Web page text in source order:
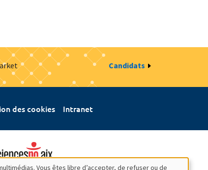
Candidats
des cookies Intranet
Vous êtes libre d’accepter, de refuser ou de